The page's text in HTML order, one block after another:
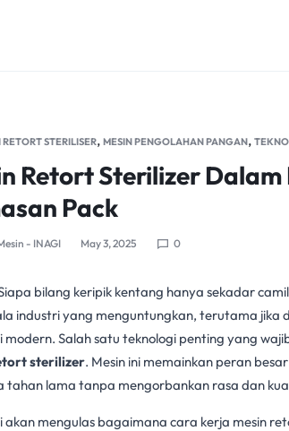
STERILISER, MESIN PENGOLAHAN PANGAN,
Retort Sterilizer
Pack
- INAGI May 3, 2025 0
bilang keripik kentang hanya sekadar
industri yang menguntungkan, terutama jika
modern. Salah satu teknologi penting yang
sterilizer. Mesin ini memainkan peran
tahan lama tanpa mengorbankan rasa dan
akan mengulas bagaimana cara kerja mesin